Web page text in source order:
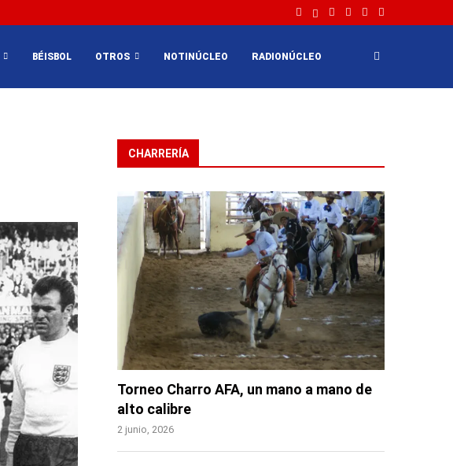
BÉISBOL OTROS NOTINÚCLEO RADIONÚCLEO
CHARRERÍA
Torneo Charro AFA, un mano a mano de
alto calibre
2 junio, 2026